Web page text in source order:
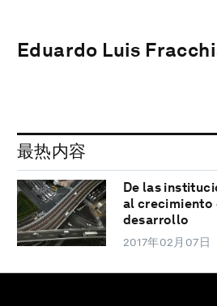
Eduardo Luis
最热内容
De las
al crecimiento
desarrollo
2017年02月07日